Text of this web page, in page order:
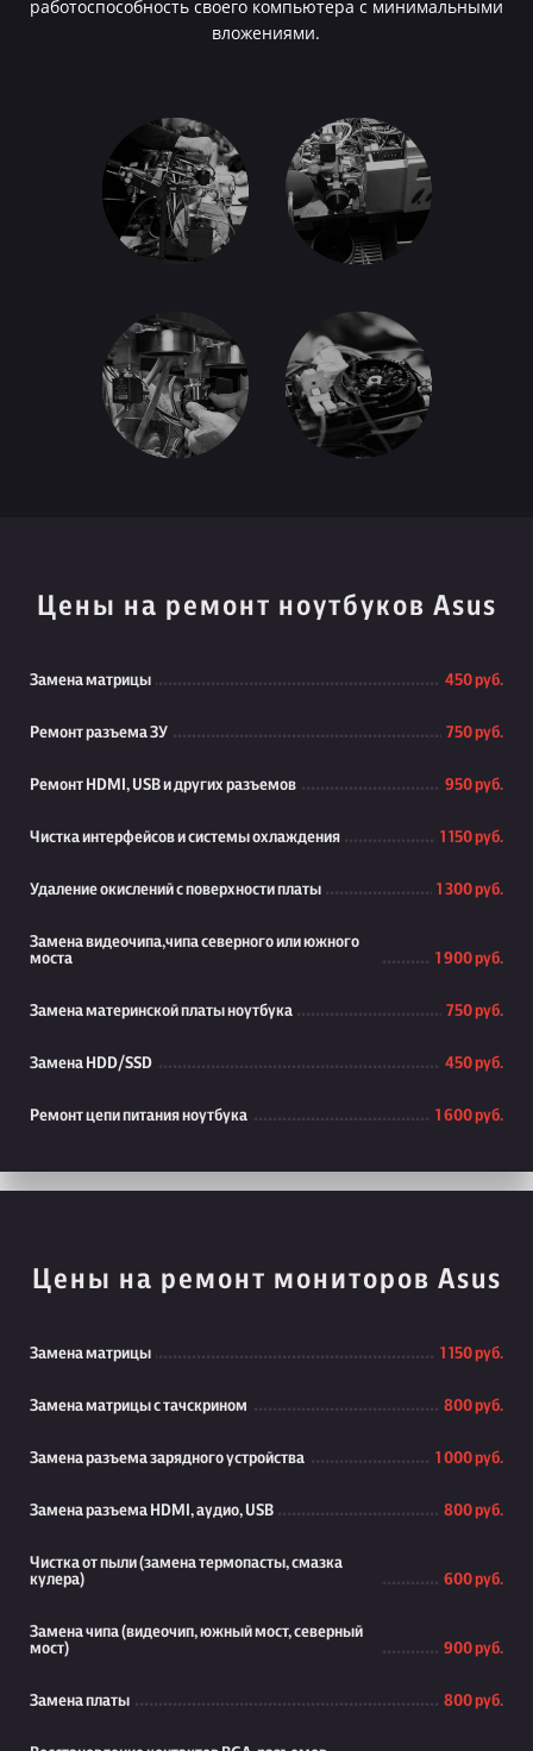
работоспособность своего компьютера с минимальными
вложениями.
Цены на ремонт ноутбуков Asus
Замена матрицы 450 руб.
Ремонт разъема ЗУ 750 руб.
Ремонт HDMI, USB и других разъемов 950 руб.
Чистка интерфейсов и системы охлаждения 1 150 руб.
Удаление окислений с поверхности платы 1 300 руб.
Замена видеочипа,чипа северного или южного
моста
1 900 руб.
Замена материнской платы ноутбука 750 руб.
Замена HDD/SSD 450 руб.
Ремонт цепи питания ноутбука 1 600 руб.
Цены на ремонт мониторов Asus
Замена матрицы 1 150 руб.
Замена матрицы с тачскрином 800 руб.
Замена разъема зарядного устройства 1 000 руб.
Замена разъема HDMI, аудио, USB 800 руб.
Чистка от пыли (замена термопасты, смазка
кулера)
600 руб.
Замена чипа (видеочип, южный мост, северный
мост)
900 руб.
Замена платы 800 руб.